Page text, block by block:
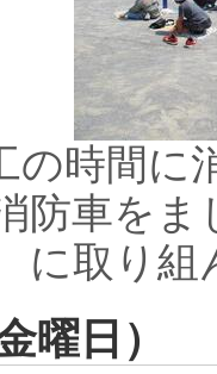
の時間に
防車を
に取り組
曜日）